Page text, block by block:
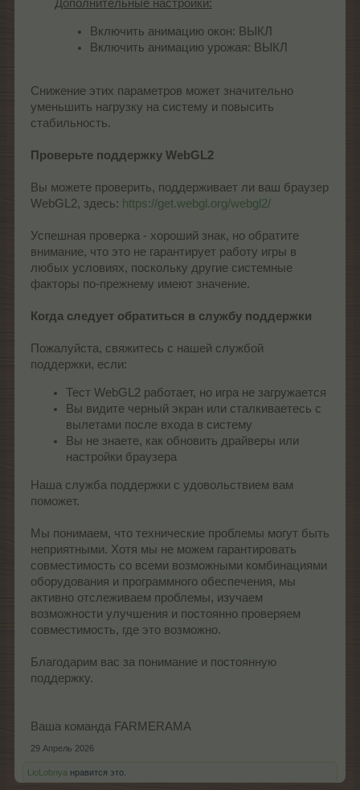
Дополнительные настройки:
Включить анимацию окон: ВЫКЛ
Включить анимацию урожая: ВЫКЛ
Снижение этих параметров может значительно
уменьшить нагрузку на систему и повысить
стабильность.
Проверьте поддержку WebGL2
Вы можете проверить, поддерживает ли ваш браузер
WebGL2, здесь: https://get.webgl.org/webgl2/
Успешная проверка - хороший знак, но обратите
внимание, что это не гарантирует работу игры в
любых условиях, поскольку другие системные
факторы по-прежнему имеют значение.
Когда следует обратиться в службу поддержки
Пожалуйста, свяжитесь с нашей службой
поддержки, если:
Тест WebGL2 работает, но игра не загружается
Вы видите черный экран или сталкиваетесь с
вылетами после входа в систему
Вы не знаете, как обновить драйверы или
настройки браузера
Наша служба поддержки с удовольствием вам
поможет.
Мы понимаем, что технические проблемы могут быть
неприятными. Хотя мы не можем гарантировать
совместимость со всеми возможными комбинациями
оборудования и программного обеспечения, мы
активно отслеживаем проблемы, изучаем
возможности улучшения и постоянно проверяем
совместимость, где это возможно.
Благодарим вас за понимание и постоянную
поддержку.
Ваша команда FARMERAMA
29 Апрель 2026
LioLobnya нравится это.